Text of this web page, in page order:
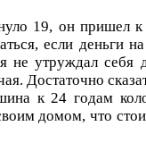
19, он пришел
если деньги
не утруждал себя
Достаточно
к 24 годам
домом, что